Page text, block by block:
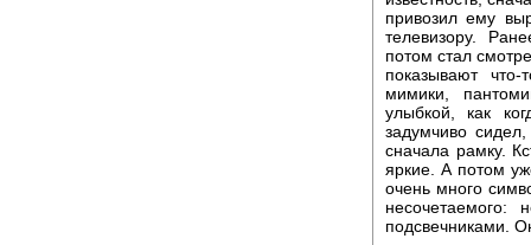
привозил ему
телевизору.
потом стал
показывают
мимики,
улыбкой, как
задумчиво
сначала рамку.
яркие. А потом
очень много
подсвечниками.